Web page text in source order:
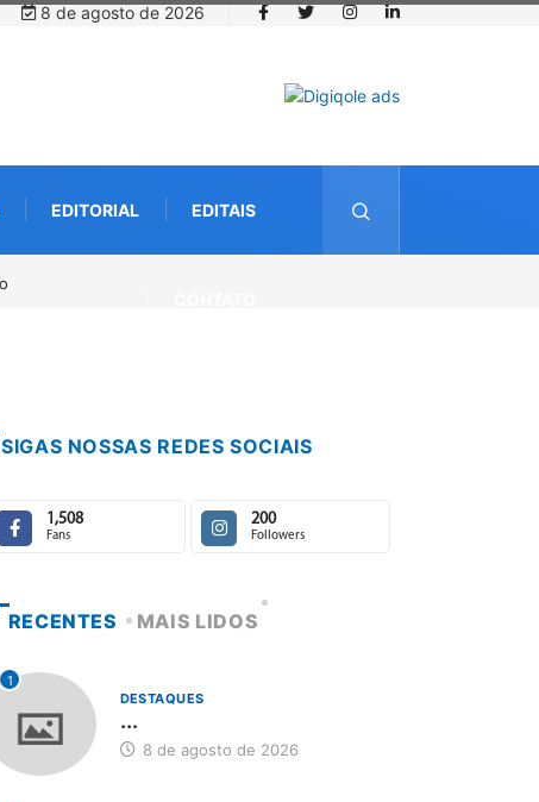
8 de agosto de 2026
EDITORIAL EDITAIS
SIGAS NOSSAS REDES SOCIAIS
1,508
Fans
200
Followers
RECENTES MAIS LIDOS
1
DESTAQUES
...
8 de agosto de 2026